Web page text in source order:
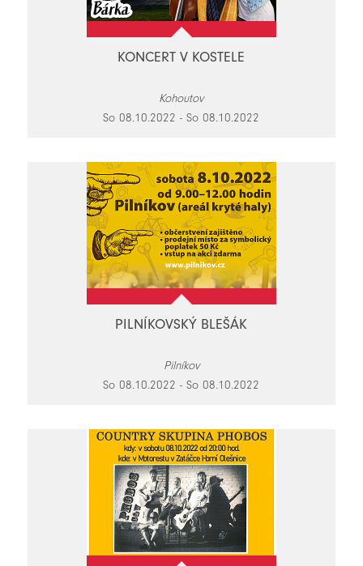
KONCERT V KOSTELE
Kohoutov
So 08.10.2022 - So 08.10.2022
PILNÍKOVSKÝ BLEŠÁK
Pilníkov
So 08.10.2022 - So 08.10.2022